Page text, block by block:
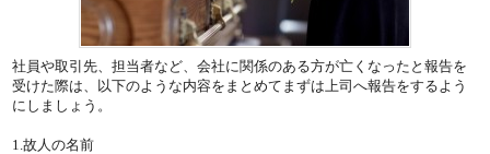
社員や取引先、担当者など、会社に関係のある方が亡くなったと報告を
受けた際は、以下のような内容をまとめてまずは上司へ報告をするよう
にしましょう。
1.故人の名前